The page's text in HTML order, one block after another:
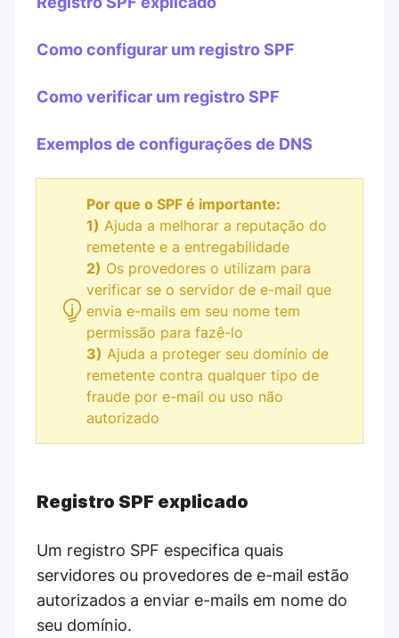
Como configurar um registro SPF
Como verificar um registro SPF
Exemplos de configurações de DNS
Por que o SPF é importante:
1) Ajuda a melhorar a reputação do
remetente e a entregabilidade
2) Os provedores o utilizam para
verificar se o servidor de e-mail que
envia e-mails em seu nome tem
permissão para fazê-lo
3) Ajuda a proteger seu domínio de
remetente contra qualquer tipo de
fraude por e-mail ou uso não
autorizado
Registro SPF explicado
Um registro SPF especifica quais
servidores ou provedores de e-mail estão
autorizados a enviar e-mails em nome do
seu domínio.